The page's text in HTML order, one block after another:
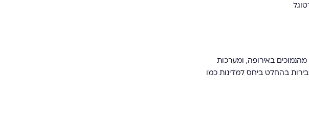
באירופה, ומערכות
בהחלט ביחס למדינות כמו